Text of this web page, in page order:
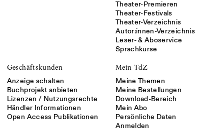
Theater-Premieren
Theater-Festivals
Theater-Verzeichnis
Autor:innen-Verzeichnis
Leser- & Aboservice
Sprachkurse
Geschäftskunden
Anzeige schalten
Buchprojekt anbieten
Lizenzen / Nutzungsrechte
Händler Informationen
Open Access Publikationen
Mein TdZ
Meine Themen
Meine Bestellungen
Download-Bereich
Mein Abo
Persönliche Daten
Anmelden